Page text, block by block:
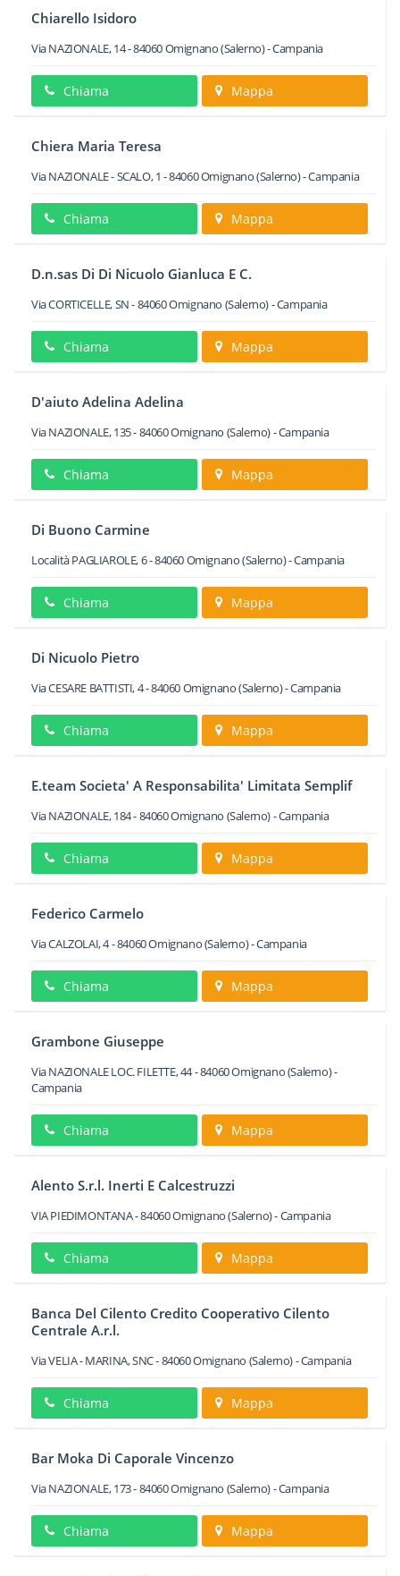
Chiarello Isidoro
Via NAZIONALE, 14-84060Omignano(Salerno) -Campania
Chiama Mappa
Chiera Maria Teresa
Via NAZIONALE - SCALO, 1 -84060Omignano(Salerno) -Campania
Chiama Mappa
D.n.sas Di Di Nicuolo Gianluca E C.
Via CORTICELLE, SN-84060Omignano (Salerno) -Campania
Chiama Mappa
D'aiuto Adelina Adelina
Via NAZIONALE, 135-84060Omignano (Salerno) -Campania
Chiama Mappa
Di Buono Carmine
Località PAGLIAROLE, 6-84060Omignano(Salerno) -Campania
Chiama Mappa
Di Nicuolo Pietro
Via CESARE BATTISTI, 4-84060Omignano(Salerno) -Campania
Chiama Mappa
E.team Societa' A Responsabilita' Limitata Semplif
Via NAZIONALE, 184-84060Omignano (Salerno) -Campania
Chiama Mappa
Federico Carmelo
Via CALZOLAI, 4-84060Omignano(Salerno) -Campania
Chiama Mappa
Grambone Giuseppe
Via NAZIONALE LOC. FILETTE, 44-84060Omignano(Salerno) -
Campania
Chiama Mappa
Alento S.r.l. Inerti E Calcestruzzi
VIA PIEDIMONTANA-84060Omignano(Salerno) -Campania
Chiama Mappa
Banca Del Cilento Credito Cooperativo Cilento
Centrale A.r.l.
Via VELIA - MARINA, SNC-84060Omignano (Salerno) -Campania
Chiama Mappa
Bar Moka Di Caporale Vincenzo
Via NAZIONALE, 173-84060Omignano (Salerno) -Campania
Chiama Mappa